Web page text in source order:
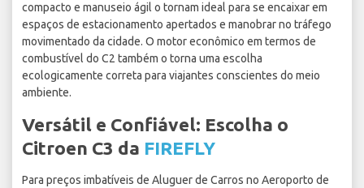
compacto e manuseio ágil o tornam ideal para se encaixar em
espaços de estacionamento apertados e manobrar no tráfego
movimentado da cidade. O motor econômico em termos de
combustível do C2 também o torna uma escolha
ecologicamente correta para viajantes conscientes do meio
ambiente.
Versátil e Confiável: Escolha o
Citroen C3 da FIREFLY
Para preços imbatíveis de Aluguer de Carros no Aeroporto de